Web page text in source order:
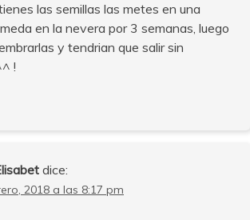
las semillas las metes en una
en la nevera por 3 semanas, luego
y tendrian que salir sin
!
dice:
2018 a las 8:17 pm